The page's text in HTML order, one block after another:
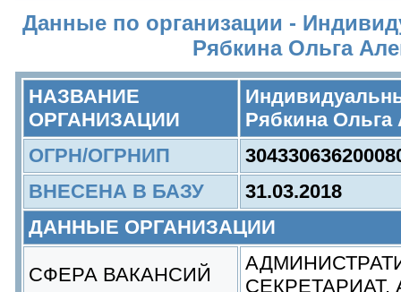
Данные по организации -
Рябкина Ольга
НАЗВАНИЕ
ОРГАНИЗАЦИИ
Рябкина Ольга
ОГРН/ОГРНИП
ВНЕСЕНА В БАЗУ
31.03.2018
ДАННЫЕ ОРГАНИЗАЦИИ
СФЕРА ВАКАНСИЙ
СЕКРЕТАРИАТ,